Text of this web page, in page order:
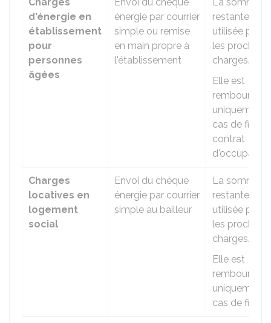
d'énergie en
établissement
pour
personnes
âgées
énergie par courrier
simple ou remise
en main propre à
l'établissement
restante est
utilisée pour
les
charges.
Elle est
uniquement
cas de fin de
contrat
Charges
locatives en
logement
social
Envoi du chèque
énergie par courrier
simple au bailleur
La somme
restante est
utilisée pour
les
charges.
Elle est
uniquement
cas de fin du